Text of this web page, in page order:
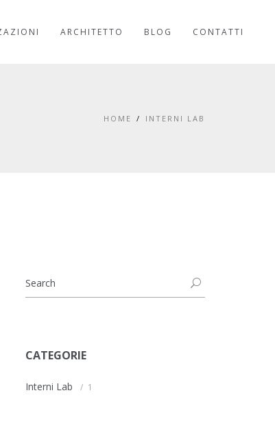
ARCHITETTO BLOG CONTATTI
HOME INTERNI LAB
CATEGORIE
Interni Lab 1